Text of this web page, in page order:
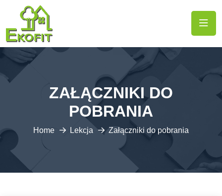
ZAŁĄCZNIKI DO
POBRANIA
Home Lekcja Załączniki do pobrania